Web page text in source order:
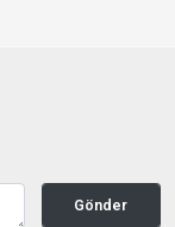
Gönder